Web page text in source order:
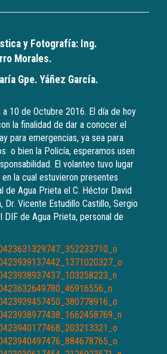
y Fotografía: Ing.
Morales.
Gpe. Yáñez García.
10 de Octubre 2016. El día de hoy
la finalidad de dar a conocer el
para emergencias, ya sea para
o bien la Policía, esperamos usen
El volanteo tuvo lugar
la cual estuvieron presentes
de Agua Prieta el C. Héctor David
Dr. Vicente Estudillo Castillo, Sergio
de Agua Prieta, personal de